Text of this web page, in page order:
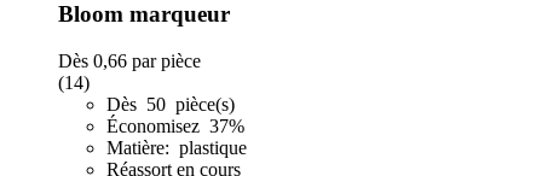
Bloom marqueur
Dès 0,66 par pièce
(14)
Dès 50 pièce(s)
Économisez 37%
Matière: plastique
Réassort en cours